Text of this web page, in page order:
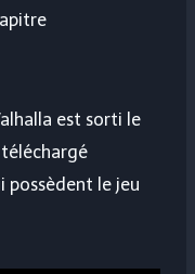
est sorti le
le jeu